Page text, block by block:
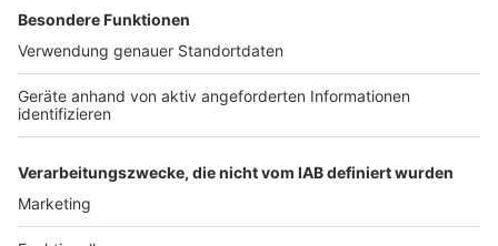
Archiv
ANTENNE BAYERN GROUP
Stiftung ANTENNE BAYERN
hilft
Teilnahmebedingungen
Grounding Page ANTENNE